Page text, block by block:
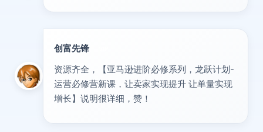
创富先锋
资源齐全，【亚马逊进阶必修系列，龙跃计划-
运营必修营新课，让卖家实现提升 让单量实现
增长】说明很详细，赞！